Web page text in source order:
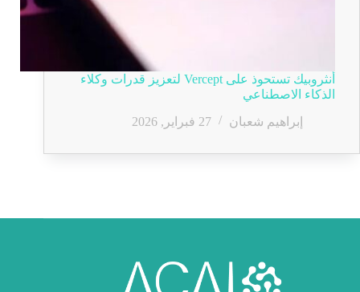
أنثروبيك تستحوذ على Vercept لتعزيز قدرات وكلاء
الذكاء الاصطناعي
إبراهيم شعبان
27 فبراير, 2026